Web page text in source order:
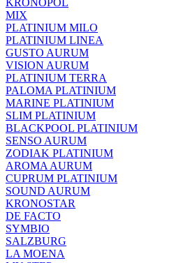
KRONOPOL
MIX
PLATINIUM MILO
PLATINIUM LINEA
GUSTO AURUM
VISION AURUM
PLATINIUM TERRA
PALOMA PLATINIUM
MARINE PLATINIUM
SLIM PLATINIUM
BLACKPOOL PLATINIUM
SENSO AURUM
ZODIAK PLATINIUM
AROMA AURUM
CUPRUM PLATINIUM
SOUND AURUM
KRONOSTAR
DE FACTO
SYMBIO
SALZBURG
LA MOENA